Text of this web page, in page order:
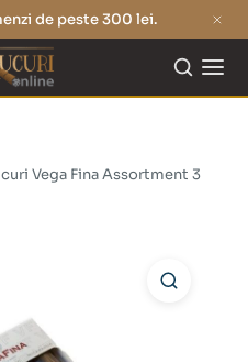
de peste 300 lei.
Vega Fina Assortment 3